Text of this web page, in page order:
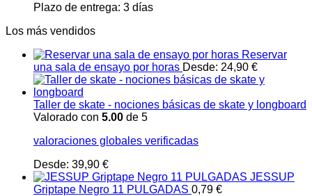
Plazo de entrega: 3 días
Los más vendidos
Reservar
una sala de ensayo por horas Desde: 24,90 €
Taller de skate - nociones básicas de skate y longboard
Valorado con 5.00 de 5
valoraciones globales verificadas
Desde: 39,90 €
JESSUP
Griptape Negro 11 PULGADAS 0,79 €